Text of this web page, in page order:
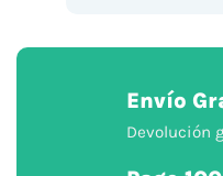
Envío
Devolución